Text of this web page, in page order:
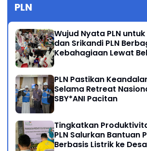
PLN
Wujud Nyata PLN untuk
dan Srikandi PLN
Kebahagiaan Lewat
PLN Pastikan
Selama Retreat
SBY*ANI Pacitan
Tingkatkan
PLN Salurkan Bantuan
Berbasis Listrik ke